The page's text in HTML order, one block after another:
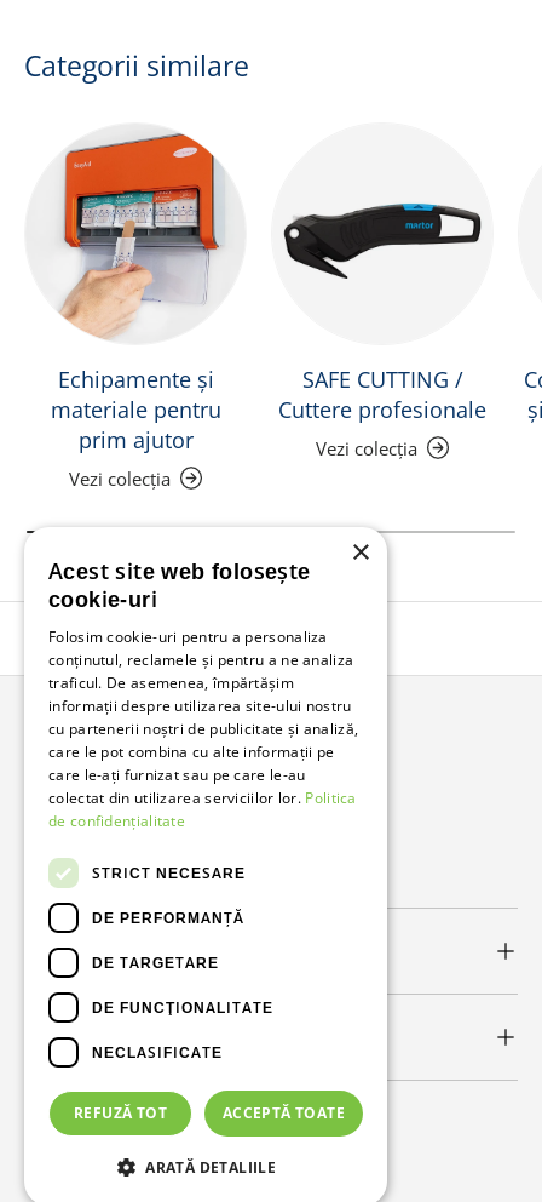
Categorii similare
Echipamente și
materiale pentru
prim ajutor
Vezi colecția
SAFE CUTTING /
Cuttere profesionale
Vezi colecția
Înapoi în sus
Bunzl Romania
Soluții complete pentru afacerea ta.
FacebookLinkedIn
Link-uri utile
Newsletter
Metode de plată acceptate
Bunzl Romania.
×
Acest site web folosește
cookie-uri
Folosim cookie-uri pentru a personaliza
conținutul, reclamele și pentru a ne analiza
traficul. De asemenea, împărtășim
informații despre utilizarea site-ului nostru
cu partenerii noștri de publicitate și analiză,
care le pot combina cu alte informații pe
care le-ați furnizat sau pe care le-au
colectat din utilizarea serviciilor lor. Politica
de confidențialitate
STRICT NECESARE
DE PERFORMANȚĂ
DE TARGETARE
DE FUNCŢIONALITATE
NECLASIFICATE
ACCEPTĂ TOATE
REFUZĂ TOT
ARATĂ DETALIILE